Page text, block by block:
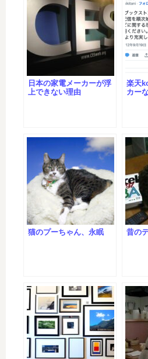
日本の家電メーカーが浮
上できない理由
楽天
カー
猫のプーちゃん、永眠 昔の